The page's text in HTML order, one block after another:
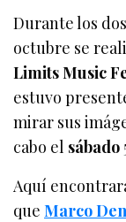
Durante los
octubre se
Limits Music
estuvo
mirar sus
cabo el sábado
Aquí
queMarco